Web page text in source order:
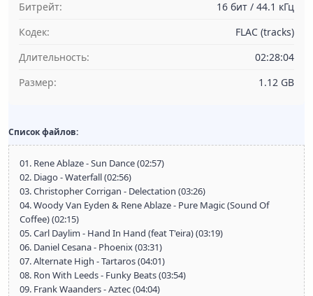
Битрейт:
16 бит / 44.1 кГц
Кодек:
FLAC (tracks)
Длительность:
02:28:04
Размер:
1.12 GB
Список файлов:
01. Rene Ablaze - Sun Dance (02:57)
02. Diago - Waterfall (02:56)
03. Christopher Corrigan - Delectation (03:26)
04. Woody Van Eyden & Rene Ablaze - Pure Magic (Sound Of
Coffee) (02:15)
05. Carl Daylim - Hand In Hand (feat T'eira) (03:19)
06. Daniel Cesana - Phoenix (03:31)
07. Alternate High - Tartaros (04:01)
08. Ron With Leeds - Funky Beats (03:54)
09. Frank Waanders - Aztec (04:04)